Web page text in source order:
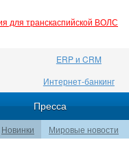
для транскаспийской ВОЛС
ERP и CRM
Интернет-банкинг
Пресса
Новинки Мировые новости